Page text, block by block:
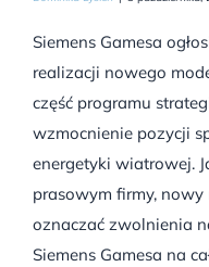
Siemens Gamesa
realizacji nowego
część programu
wzmocnienie pozycji
energetyki wiatrowej.
prasowym firmy,
oznaczać zwolnienia
Siemens Gamesa na